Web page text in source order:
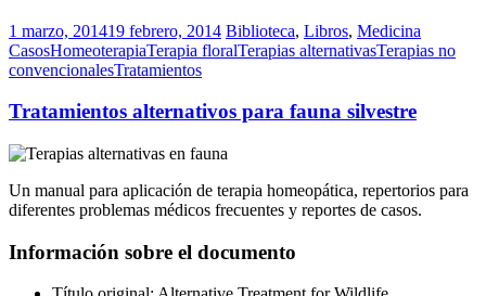
1 marzo, 201419 febrero, 2014 Biblioteca, Libros, Medicina
CasosHomeoterapiaTerapia floralTerapias alternativasTerapias no
convencionalesTratamientos
Tratamientos alternativos para fauna silvestre
Un manual para aplicación de terapia homeopática, repertorios para
diferentes problemas médicos frecuentes y reportes de casos.
Información sobre el documento